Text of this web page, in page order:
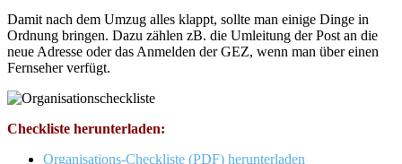
Damit nach dem Umzug alles klappt, sollte man einige Dinge in
Ordnung bringen. Dazu zählen zB. die Umleitung der Post an die
neue Adresse oder das Anmelden der GEZ, wenn man über einen
Fernseher verfügt.
Checkliste herunterladen:
Organisations-Checkliste (PDF) herunterladen